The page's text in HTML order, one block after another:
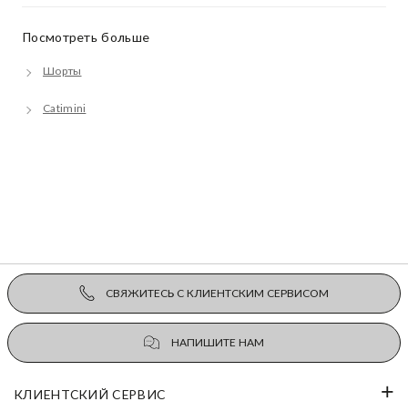
Посмотреть больше
Шорты
Catimini
СВЯЖИТЕСЬ С КЛИЕНТСКИМ СЕРВИСОМ
НАПИШИТЕ НАМ
КЛИЕНТСКИЙ СЕРВИС